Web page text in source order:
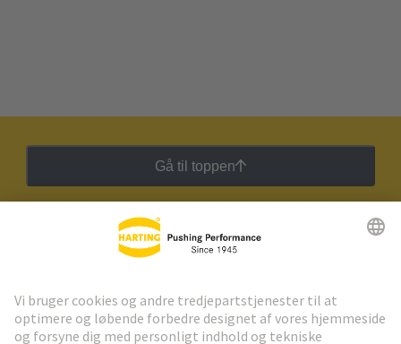
Gå til toppen
HARTING Newsletter